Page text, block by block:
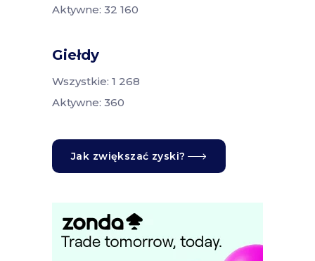
Aktywne: 32 160
Giełdy
Wszystkie: 1 268
Aktywne: 360
Jak zwiększać zyski?